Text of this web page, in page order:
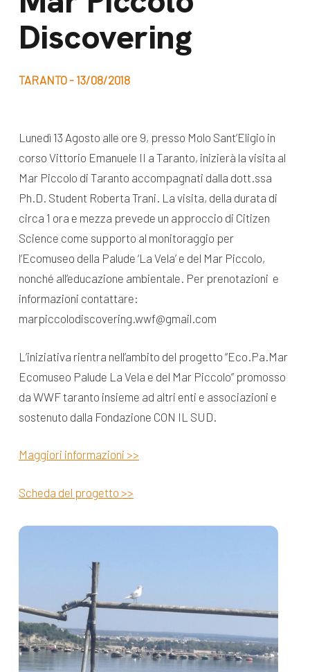
Discovering
TARANTO - 13/08/2018
Lunedì 13 Agosto alle ore 9, presso Molo Sant’Eligio in
corso Vittorio Emanuele II a Taranto, inizierà la visita al
Mar Piccolo di Taranto accompagnati dalla dott.ssa
Ph.D. Student Roberta Trani. La visita, della durata di
circa 1 ora e mezza prevede un approccio di Citizen
Science come supporto al monitoraggio per
l’Ecomuseo della Palude ‘La Vela’ e del Mar Piccolo,
nonché all’educazione ambientale. Per prenotazioni e
informazioni contattare:
marpiccolodiscovering.wwf@gmail.com
L’iniziativa rientra nell’ambito del progetto “Eco.Pa.Mar
Ecomuseo Palude La Vela e del Mar Piccolo” promosso
da WWF taranto insieme ad altri enti e associazioni e
sostenuto dalla Fondazione CON IL SUD.
Maggiori informazioni >>
Scheda del progetto >>
Lavora con noi
Bilancio di
missione
appuntamenti
News
Appuntamenti
dal Sud
Campagne
Videomagazine
e blog progetti
Seguici sui social: